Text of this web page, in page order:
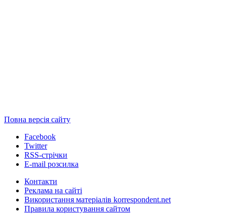
Повна версія сайту
Facebook
Twitter
RSS-стрічки
E-mail розсилка
Контакти
Реклама на сайті
Використання матеріалів korrespondent.net
Правила користування сайтом